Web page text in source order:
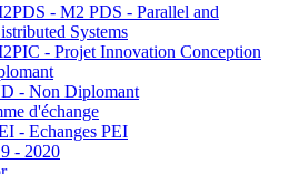
- M2 PDS - Parallel and
Systems
- Projet Innovation Conception
- Non Diplomant
d'échange
- Echanges PEI
- 2020